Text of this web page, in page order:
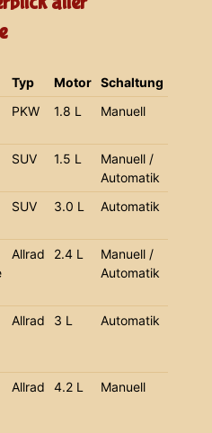
Typ Motor Schaltung
PKW 1.8 L Manuell
SUV 1.5 L
Manuell /
Automatik
SUV 3.0 L Automatik
Allrad 2.4 L
Manuell /
Automatik
Allrad 3 L Automatik
Allrad 4.2 L Manuell